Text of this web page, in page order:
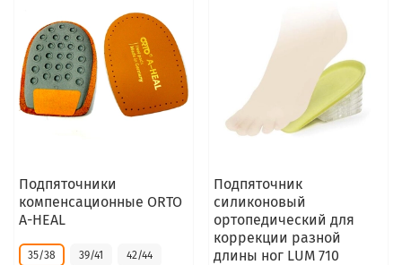
Подпяточники
компенсационные ORTO
A-HEAL
35/38 39/41 42/44
Подпяточник
силиконовый
ортопедический для
коррекции разной
длины ног LUM 710